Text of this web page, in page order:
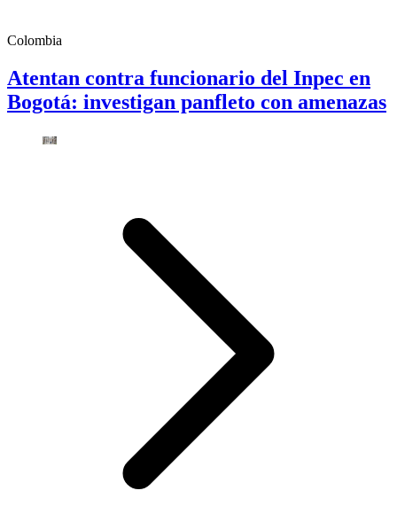
Colombia
Atentan contra funcionario del Inpec en
Bogotá: investigan panfleto con amenazas